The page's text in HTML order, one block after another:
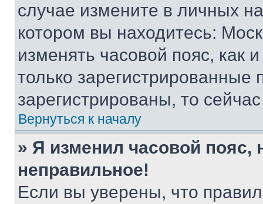
случае измените в личных
котором вы находитесь:
изменять часовой пояс, как
только
зарегистрированы, то
Вернуться к началу
» Я изменил часовой пояс,
неправильное!
Если вы уверены, что